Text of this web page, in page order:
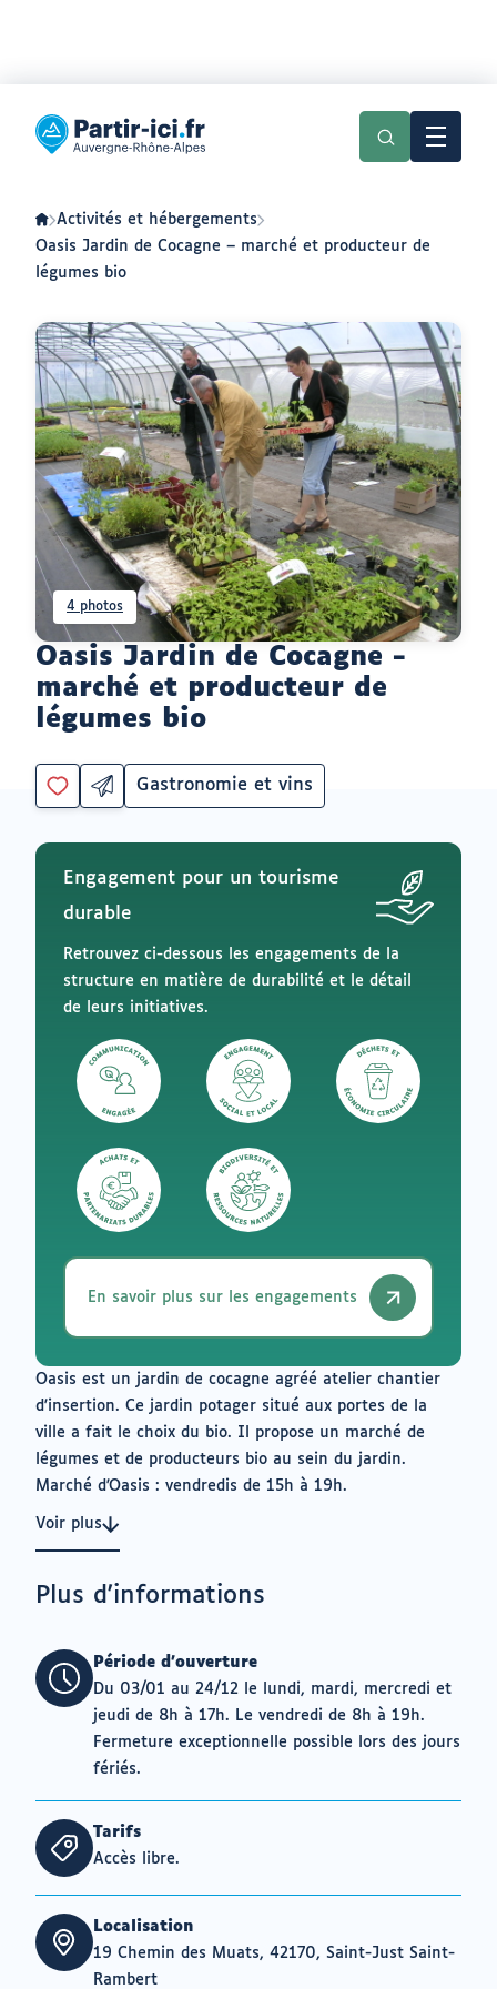
menu
contenu
Partir
ici
en
Auvergne-
Rhône-
Alpes
Activités et hébergements
Oasis Jardin de Cocagne – marché et producteur de
légumes bio
Oasis Jardin de Cocagne -
marché et producteur de
légumes bio
4 photos
Vous
être
pour
ajouter
mes
envies
Partager
par
ouvrir
un
de
Catégorie
Gastronomie et vins
Engagement pour un tourisme
durable
Retrouvez ci-dessous les engagements de la
structure en matière de durabilité et le détail
de leurs initiatives.
En savoir plus sur les engagements
Oasis est un jardin de cocagne agréé atelier chantier
d'insertion. Ce jardin potager situé aux portes de la
ville a fait le choix du bio. Il propose un marché de
légumes et de producteurs bio au sein du jardin.
Marché d'Oasis : vendredis de 15h à 19h.
Voir plus
Plus d'informations
Période d'ouverture
Du 03/01 au 24/12 le lundi, mardi, mercredi et
jeudi de 8h à 17h. Le vendredi de 8h à 19h.
Fermeture exceptionnelle possible lors des jours
fériés.
Tarifs
Accès libre.
Localisation
19 Chemin des Muats, 42170, Saint-Just Saint-
Rambert